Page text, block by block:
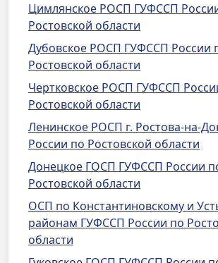
Цимлянское РОСП ГУФССП
Ростовской области
Дубовское РОСП ГУФССП России
Ростовской области
Чертковское РОСП ГУФССП
Ростовской области
Ленинское РОСП г. Ростова-на-
России по Ростовской области
Донецкое ГОСП ГУФССП России
Ростовской области
ОСП по Константиновскому и
районам ГУФССП России по
области